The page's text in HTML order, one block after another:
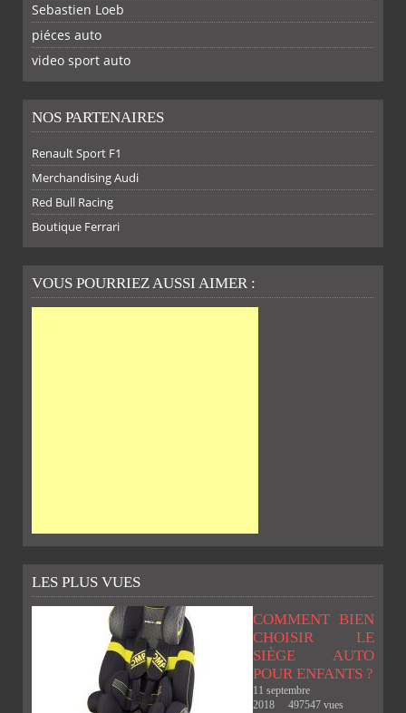
SUR SUR SUR SUR
FACEBOOKTWITTER
Sebastien Loeb
piéces auto
video sport auto
NOS PARTENAIRES
Renault Sport F1
Merchandising Audi
Red Bull Racing
Boutique Ferrari
VOUS POURRIEZ AUSSI AIMER :
LES PLUS VUES
COMMENT BIEN
CHOISIR LE
SIÈGE AUTO
POUR ENFANTS ?
11 septembre
2018
497547 vues